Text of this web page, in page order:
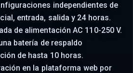
independientes de
entrada, salida y 24 horas.
de alimentación AC 110-250 V.
batería de respaldo
de hasta 10 horas.
en la plataforma web por